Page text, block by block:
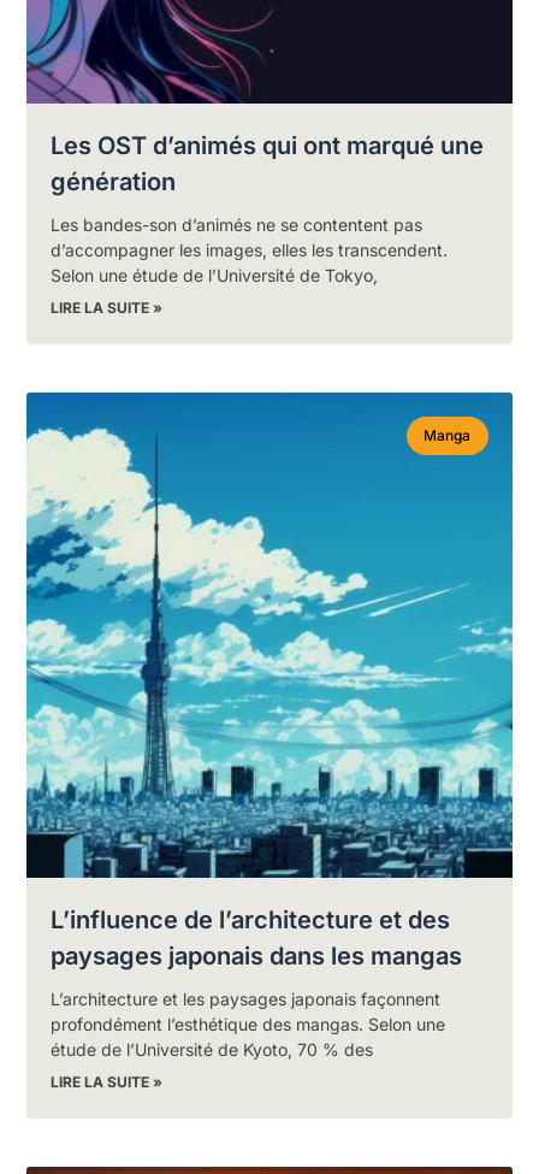
Les OST d’animés qui ont marqué une
génération
Les bandes-son d’animés ne se contentent pas
d’accompagner les images, elles les transcendent.
Selon une étude de l’Université de Tokyo,
LIRE LA SUITE »
Manga
L’influence de l’architecture et des
paysages japonais dans les mangas
L’architecture et les paysages japonais façonnent
profondément l’esthétique des mangas. Selon une
étude de l’Université de Kyoto, 70 % des
LIRE LA SUITE »